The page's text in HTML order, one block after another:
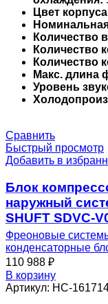
Цвет
Количество
Количество
Количество
Макс. длина
Уровень
Сравнить
Быстрый просмотр
Добавить в
Блок
наружный
SHUFT SDVC-
Фреоновые
конденсаторные
110 988 ₽
В корзину
Артикул: НС-